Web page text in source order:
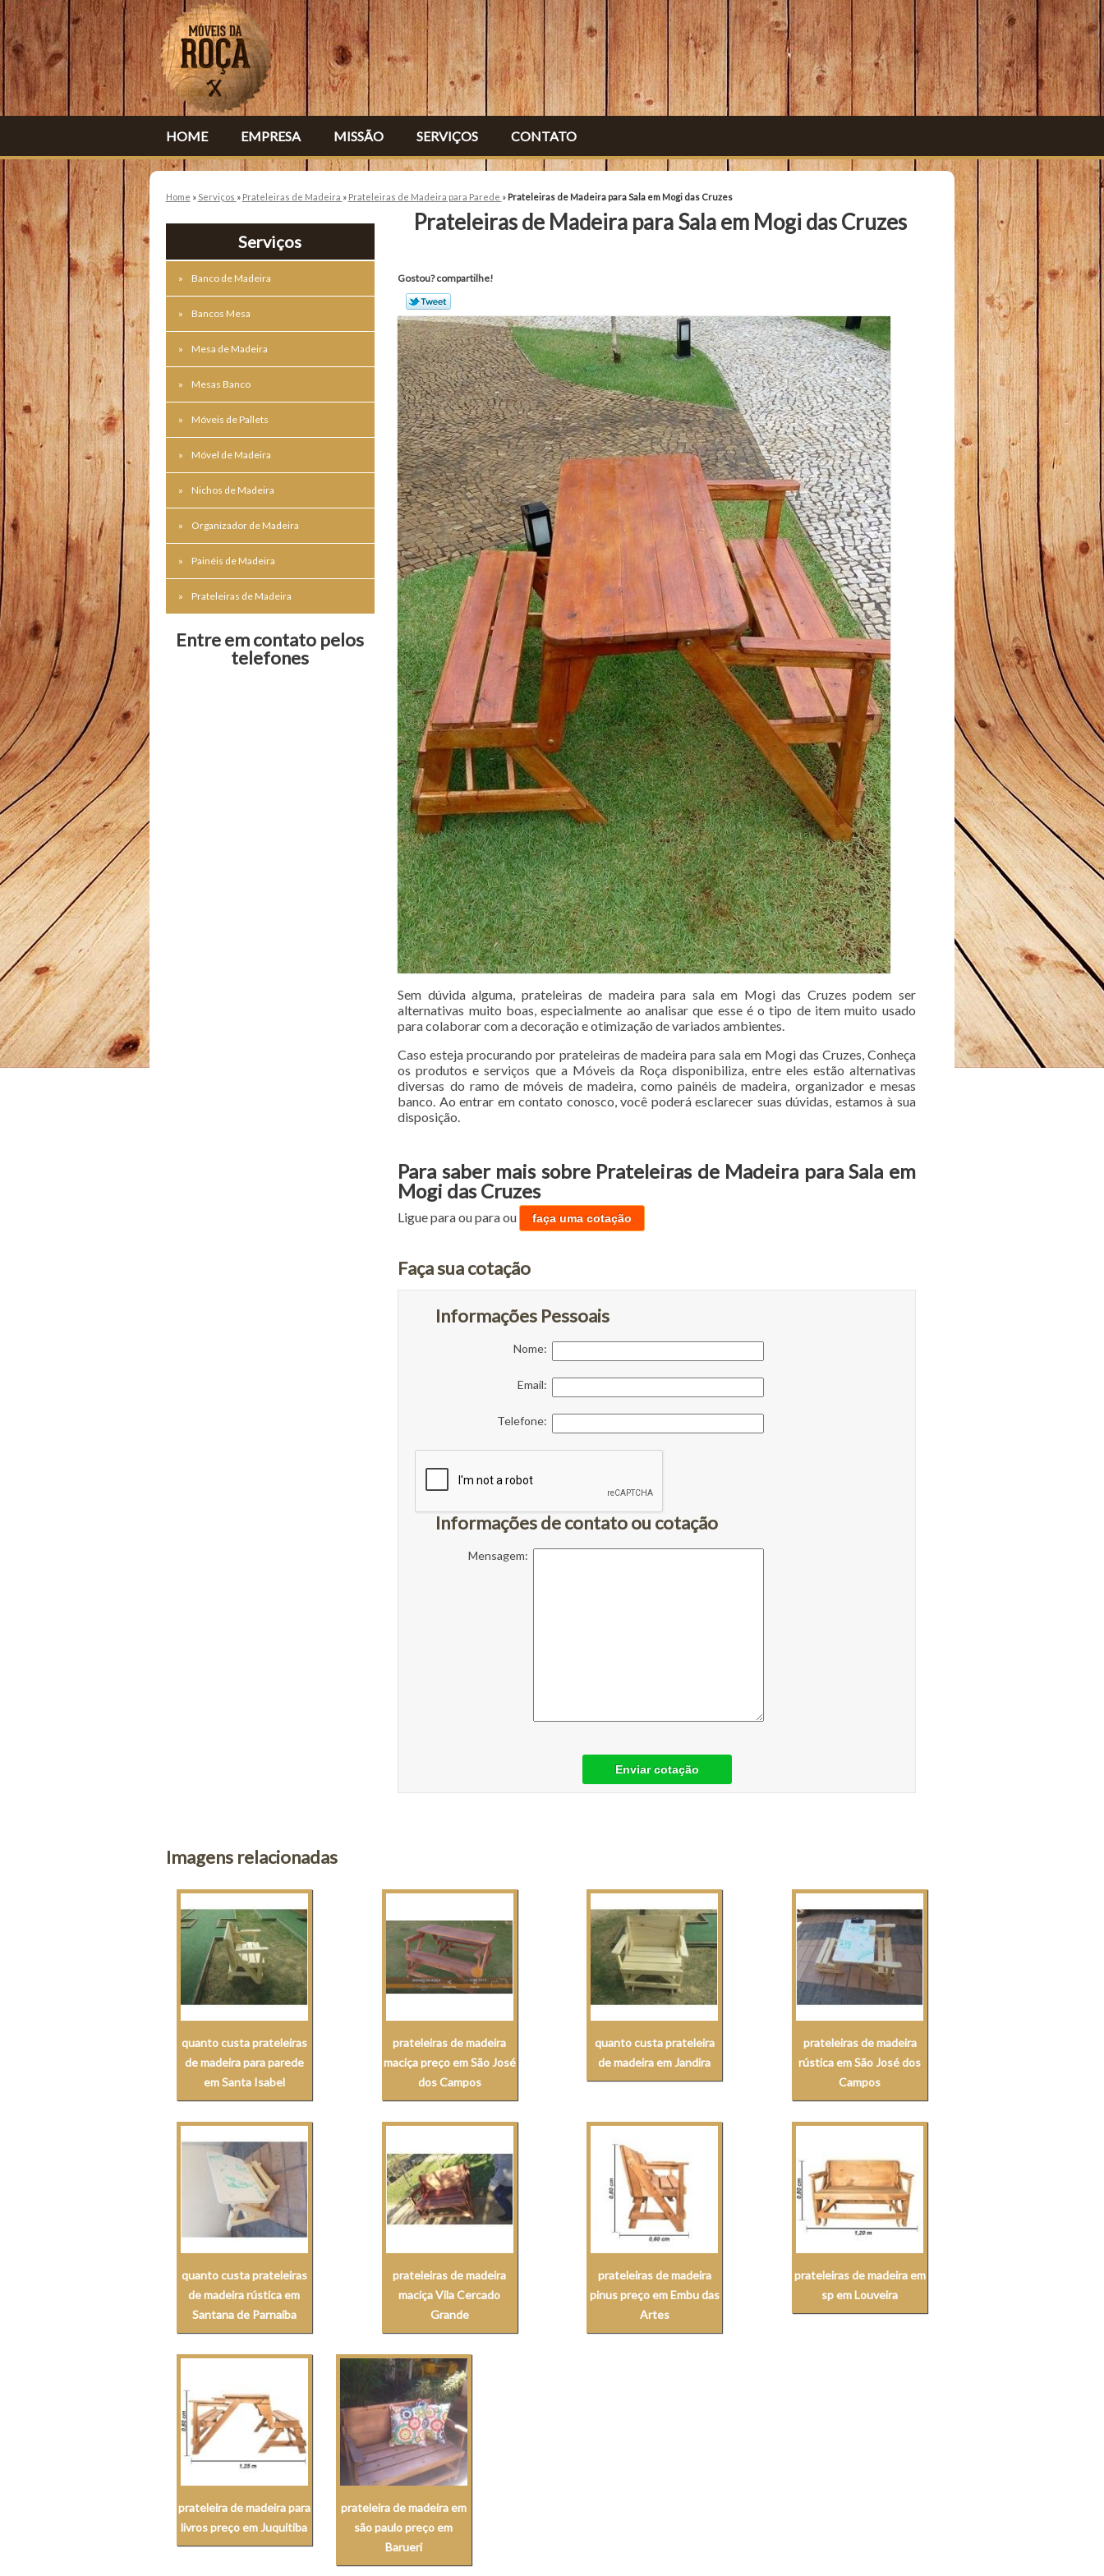
HOME EMPRESA MISSÃO SERVIÇOS CONTATO
Home » Serviços » Prateleiras de Madeira » Prateleiras de Madeira para Parede » Prateleiras de Madeira para Sala em Mogi das Cruzes
Serviços
Banco de Madeira
Bancos Mesa
Mesa de Madeira
Mesas Banco
Móveis de Pallets
Móvel de Madeira
Nichos de Madeira
Organizador de Madeira
Painéis de Madeira
Prateleiras de Madeira
Entre em contato pelos
telefones
Prateleiras de Madeira para Sala em Mogi das Cruzes
Gostou? compartilhe!
Sem dúvida alguma, prateleiras de madeira para sala em Mogi das Cruzes podem ser
alternativas muito boas, especialmente ao analisar que esse é o tipo de item muito usado
para colaborar com a decoração e otimização de variados ambientes.
Caso esteja procurando por prateleiras de madeira para sala em Mogi das Cruzes, Conheça
os produtos e serviços que a Móveis da Roça disponibiliza, entre eles estão alternativas
diversas do ramo de móveis de madeira, como painéis de madeira, organizador e mesas
banco. Ao entrar em contato conosco, você poderá esclarecer suas dúvidas, estamos à sua
disposição.
Para saber mais sobre Prateleiras de Madeira para Sala em
Mogi das Cruzes
Ligue paraou paraou faça uma cotação
Faça sua cotação
Informações Pessoais
Nome:
Email:
Telefone:
Informações de contato ou cotação
Mensagem:
Enviar cotação
Imagens relacionadas
quanto custa prateleiras
de madeira para parede
em Santa Isabel
prateleiras de madeira
maciça preço em São José
dos Campos
quanto custa prateleira
de madeira em Jandira
prateleiras de madeira
rústica em São José dos
Campos
quanto custa prateleiras
de madeira rústica em
Santana de Parnaíba
prateleiras de madeira
maciça Vila Cercado
Grande
prateleiras de madeira
pinus preço em Embu das
Artes
prateleiras de madeira em
sp em Louveira
prateleira de madeira para
livros preço em Juquitiba
prateleira de madeira em
são paulo preço em
Barueri